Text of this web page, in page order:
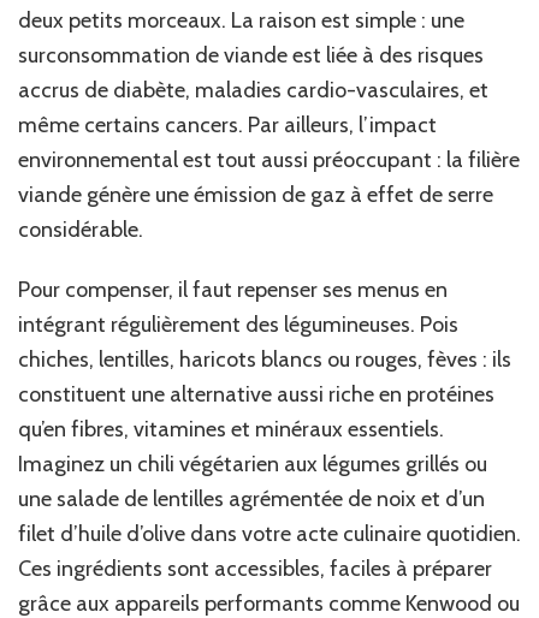
deux petits morceaux. La raison est simple : une
surconsommation de viande est liée à des risques
accrus de diabète, maladies cardio-vasculaires, et
même certains cancers. Par ailleurs, l’impact
environnemental est tout aussi préoccupant : la filière
viande génère une émission de gaz à effet de serre
considérable.
Pour compenser, il faut repenser ses menus en
intégrant régulièrement des légumineuses. Pois
chiches, lentilles, haricots blancs ou rouges, fèves : ils
constituent une alternative aussi riche en protéines
qu’en fibres, vitamines et minéraux essentiels.
Imaginez un chili végétarien aux légumes grillés ou
une salade de lentilles agrémentée de noix et d’un
filet d’huile d’olive dans votre acte culinaire quotidien.
Ces ingrédients sont accessibles, faciles à préparer
grâce aux appareils performants comme Kenwood ou